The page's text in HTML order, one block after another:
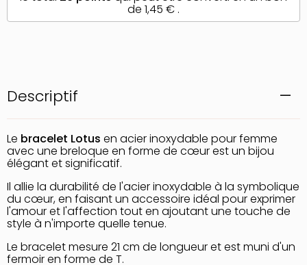
Descriptif
Le bracelet Lotus en acier inoxydable pour femme
avec une breloque en forme de cœur est un bijou
élégant et significatif.
Il allie la durabilité de l'acier inoxydable à la symbolique
du cœur, en faisant un accessoire idéal pour exprimer
l'amour et l'affection tout en ajoutant une touche de
style à n'importe quelle tenue.
Le bracelet mesure 21 cm de longueur et est muni d'un
fermoir en forme de T.
de 1,45 € .